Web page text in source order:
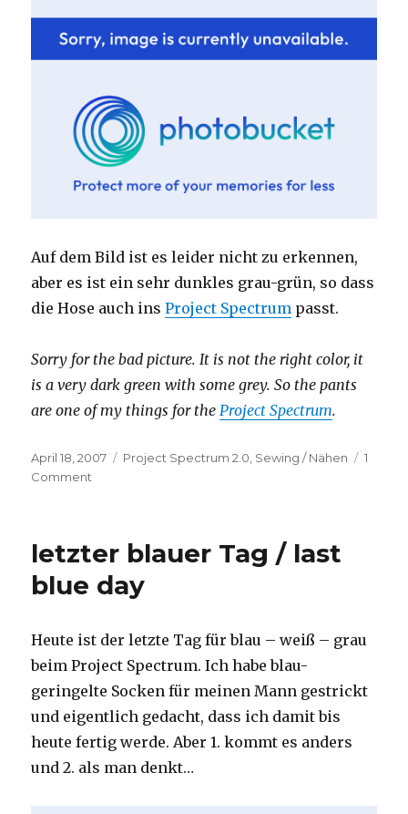
Auf dem Bild ist es leider nicht zu erkennen,
aber es ist ein sehr dunkles grau-grün, so dass
die Hose auch insProject Spectrum passt.
Sorry for the bad picture. It is not the right color, it
is a very dark green with some grey. So the pants
are one of my things for theProject Spectrum.
Posted
on
April 18, 2007 Categories
Project Spectrum 2.0, Sewing / Nähen
1
Comment
in
cord
velvet
letzter blauer Tag / last
blue day
Heute ist der letzte Tag für blau – weiß – grau
beim Project Spectrum. Ich habe blau-
geringelte Socken für meinen Mann gestrickt
und eigentlich gedacht, dass ich damit bis
heute fertig werde. Aber 1. kommt es anders
und 2. als man denkt…